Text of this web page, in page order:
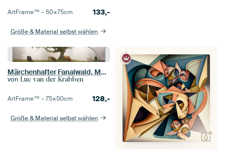
ArtFrame™ –50×75cm 133,-
Größe & Material selbst wählen
Märchenhafter Fanalwald, Madeira
von Luc van der Krabben
ArtFrame™ –75×50cm 128,-
Größe & Material selbst wählen